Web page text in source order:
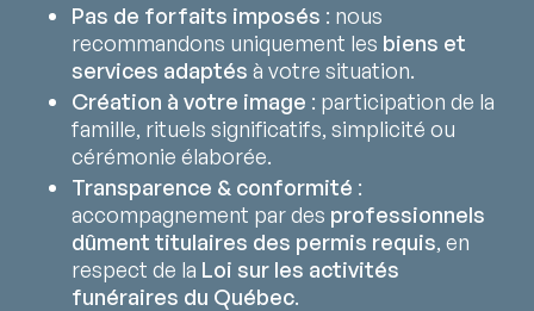
Pas de forfaits imposés : nous
recommandons uniquement les biens et
services adaptés à votre situation.
Création à votre image : participation de la
famille, rituels significatifs, simplicité ou
cérémonie élaborée.
Transparence & conformité :
accompagnement par des professionnels
dûment titulaires des permis requis, en
respect de la Loi sur les activités
funéraires du Québec.